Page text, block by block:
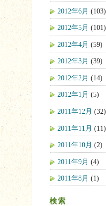
2012年6月 (103)
2012年5月 (101)
2012年4月 (59)
2012年3月 (39)
2012年2月 (14)
2012年1月 (5)
2011年12月 (32)
2011年11月 (11)
2011年10月 (2)
2011年9月 (4)
2011年8月 (1)
検索